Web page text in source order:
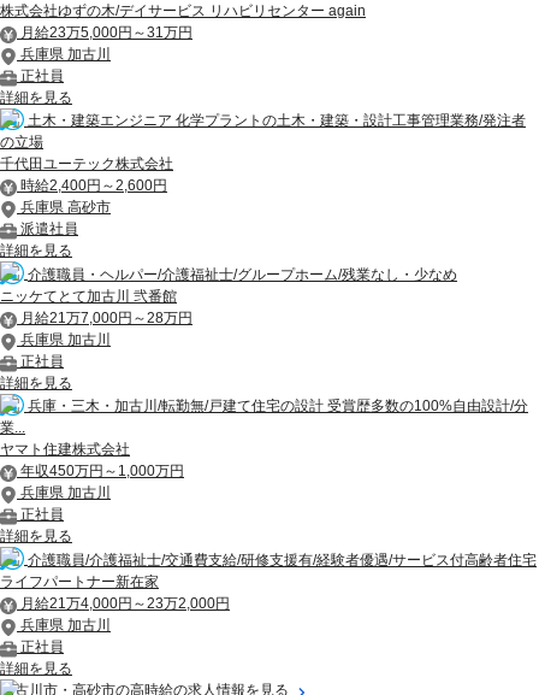
株式会社ゆずの木/デイサービス リハビリセンター again
月給23万5,000円～31万円
兵庫県 加古川
正社員
詳細を見る
土木・建築エンジニア 化学プラントの土木・建築・設計工事管理業務/発注者
の立場
千代田ユーテック株式会社
時給2,400円～2,600円
兵庫県 高砂市
派遣社員
詳細を見る
介護職員・ヘルパー/介護福祉士/グループホーム/残業なし・少なめ
ニッケてとて加古川 弐番館
月給21万7,000円～28万円
兵庫県 加古川
正社員
詳細を見る
兵庫・三木・加古川/転勤無/戸建て住宅の設計 受賞歴多数の100%自由設計/分
業...
ヤマト住建株式会社
年収450万円～1,000万円
兵庫県 加古川
正社員
詳細を見る
介護職員/介護福祉士/交通費支給/研修支援有/経験者優遇/サービス付高齢者住宅
ライフパートナー新在家
月給21万4,000円～23万2,000円
兵庫県 加古川
正社員
詳細を見る
加古川市・高砂市の高時給の求人情報を見る